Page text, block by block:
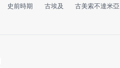
史前時期 古埃及 古美索不達米亞